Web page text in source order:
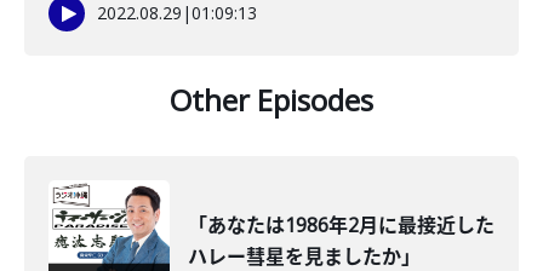
2022.08.29 |01:09:13
Other Episodes
「あなたは1986年2月に最接近した
ハレー彗星を見ましたか」